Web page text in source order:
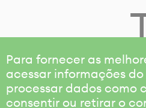
Para fornecer as
acessar informações
processar dados como
consentir ou retirar o